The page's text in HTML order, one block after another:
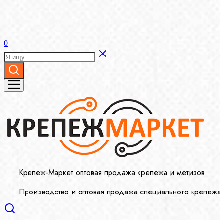
0
Крепеж-Маркет оптовая продажа крепежа и метизов
Производство и оптовая продажа специального